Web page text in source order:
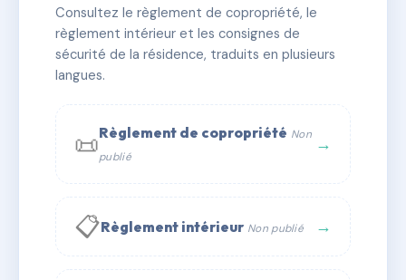
✓ Immatriculée 🏠 48 lots 🏗 3 bâtiment(s)
📞 Contacter Syndic Digital
Consultez le règlement de copropriété, le
règlement intérieur et les consignes de
sécurité de la résidence, traduits en plusieurs
langues.
📜Règlement de copropriété Non
publié
→
📋Règlement intérieur Non publié →